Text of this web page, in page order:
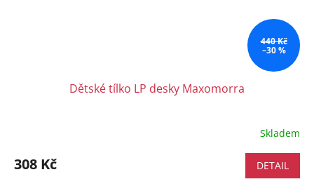
440 Kč
–30 %
Dětské tílko LP desky Maxomorra
Skladem
308 Kč DETAIL